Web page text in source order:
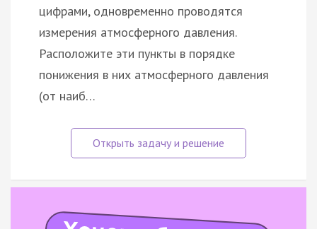
цифрами, одновременно проводятся
измерения атмосферного давления.
Расположите эти пункты в порядке
понижения в них атмосферного давления
(от наиб…